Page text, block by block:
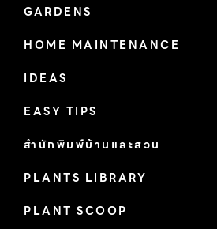
GARDENS
HOME MAINTENANCE
IDEAS
EASY TIPS
สำนักพิมพ์บ้านและสวน
PLANTS LIBRARY
PLANT SCOOP